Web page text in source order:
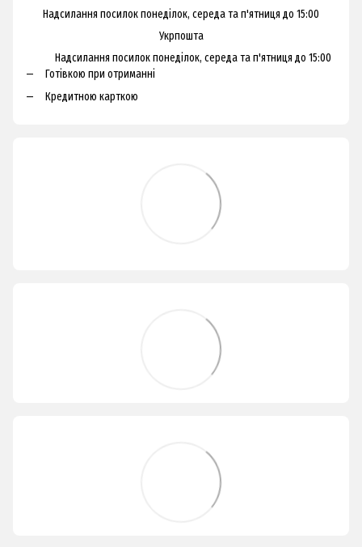
Надсилання посилок понеділок, середа та п'ятниця до 15:00
Укрпошта
Надсилання посилок понеділок, середа та п'ятниця до 15:00
Готівкою при отриманні
Кредитною карткою